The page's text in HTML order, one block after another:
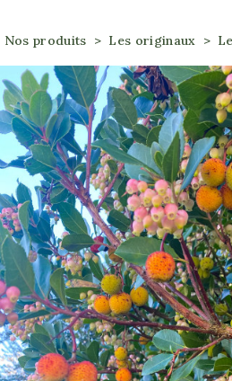
Nos produits Les originaux